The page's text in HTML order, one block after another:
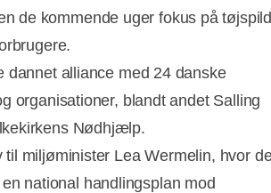
de kommende uger fokus på tøjspild
dannet alliance med 24 danske
organisationer, blandt andet Salling
Nødhjælp.
miljøminister Lea Wermelin, hvor
national handlingsplan mod